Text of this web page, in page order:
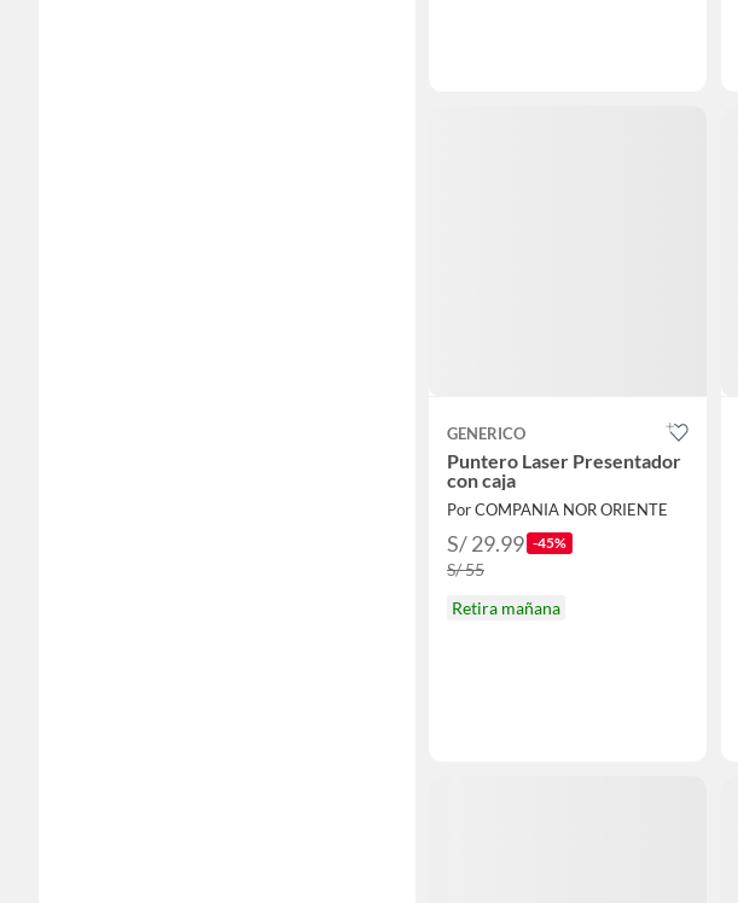
GENERICO
Puntero Laser Presentador
con caja
Por COMPANIA NOR ORIENTE
S/ 29.99 -45%
S/ 55
Retira mañana